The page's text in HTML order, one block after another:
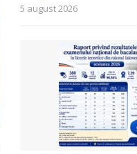
5 august 2026